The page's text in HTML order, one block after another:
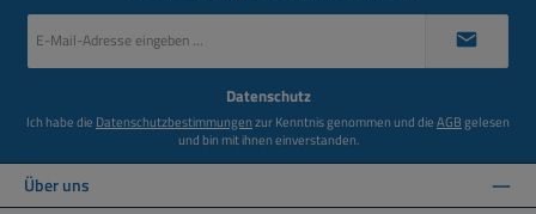
Mail-
Datenschutz
Ich habe die Datenschutzbestimmungenzur Kenntnis genommen und dieAGBgelesen
und bin mit ihnen einverstanden.
Über uns